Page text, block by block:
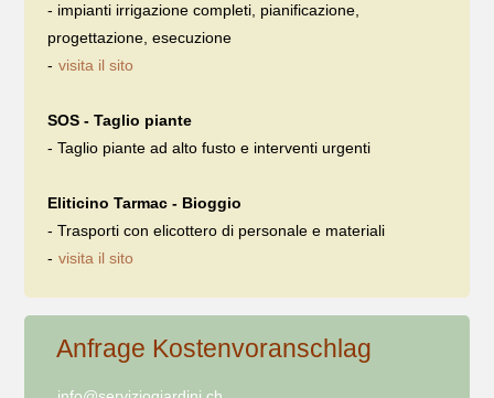
- impianti irrigazione completi, pianificazione,
progettazione, esecuzione
- visita il sito
SOS - Taglio piante
- Taglio piante ad alto fusto e interventi urgenti
Eliticino Tarmac - Bioggio
- Trasporti con elicottero di personale e materiali
- visita il sito
Anfrage Kostenvoranschlag